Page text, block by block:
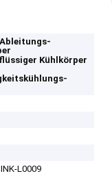
Kühlkörper
L0009